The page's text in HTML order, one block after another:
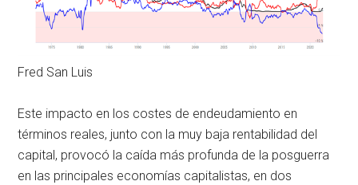
Fred San Luis
Este impacto en los costes de endeudamiento en
términos reales, junto con la muy baja rentabilidad del
capital, provocó la caída más profunda de la posguerra
en las principales economías capitalistas, en dos